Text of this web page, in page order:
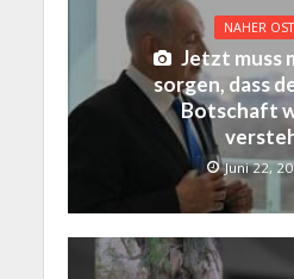
NAHER
Jetzt muss
sorgen, dass
Botschaft
Juni 22,